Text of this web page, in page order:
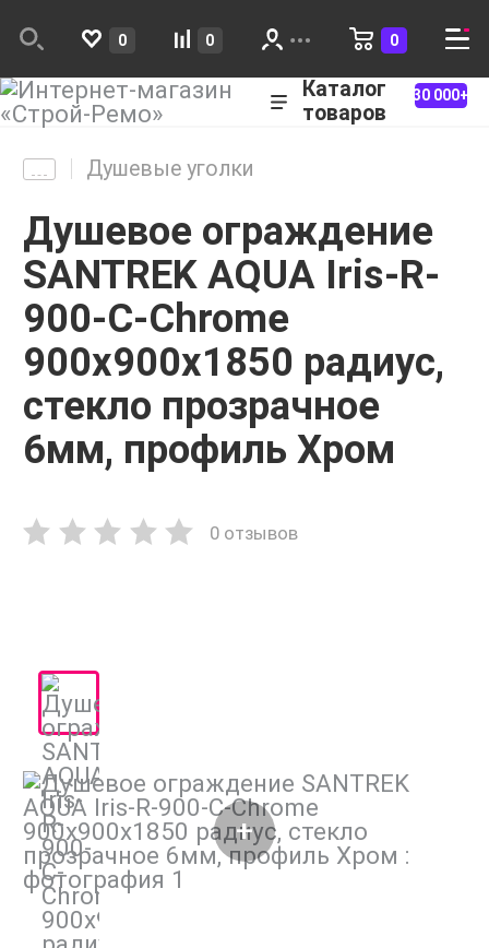
0 0 0
Каталог
товаров
30 000+
Душевые уголки
Душевое ограждение
SANTREK AQUA Iris-R-
900-C-Chrome
900х900х1850 радиус,
стекло прозрачное
6мм, профиль Хром
0 отзывов